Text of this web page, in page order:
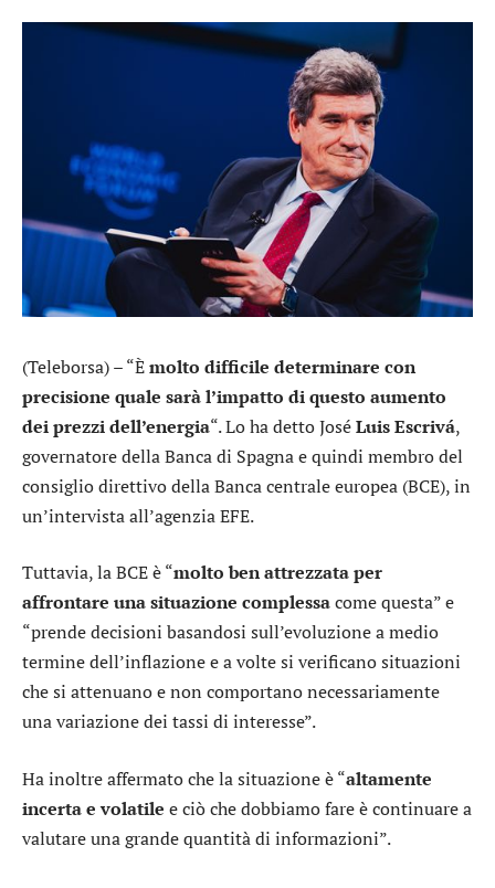
(Teleborsa) – “Èmolto difficile determinare con
precisione quale sarà l’impatto di questo aumento
dei prezzi dell’energia“. Lo ha detto JoséLuis Escrivá,
governatore della Banca di Spagna e quindi membro del
consiglio direttivo della Banca centrale europea (BCE), in
un’intervista all’agenzia EFE.
Tuttavia, la BCE è “molto ben attrezzata per
affrontare una situazione complessacome questa” e
“prende decisioni basandosi sull’evoluzione a medio
termine dell’inflazione e a volte si verificano situazioni
che si attenuano e non comportano necessariamente
una variazione dei tassi di interesse”.
Ha inoltre affermato che la situazione è “altamente
incerta e volatile e ciò che dobbiamo fare è continuare a
valutare una grande quantità di informazioni”.